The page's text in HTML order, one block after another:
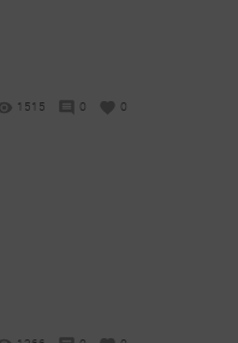
1515 0 0